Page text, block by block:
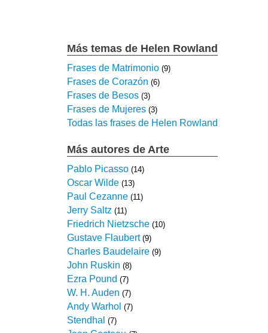
Más temas de Helen Rowland
Frases de Matrimonio (9)
Frases de Corazón (6)
Frases de Besos (3)
Frases de Mujeres (3)
Todas las frases de Helen Rowland
Más autores de Arte
Pablo Picasso (14)
Oscar Wilde (13)
Paul Cezanne (11)
Jerry Saltz (11)
Friedrich Nietzsche (10)
Gustave Flaubert (9)
Charles Baudelaire (9)
John Ruskin (8)
Ezra Pound (7)
W. H. Auden (7)
Andy Warhol (7)
Stendhal (7)